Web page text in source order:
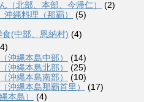
（北部、本部、今帰仁）
(2)
縄料理（那覇）
(5)
(中部、恩納村) (4)
沖縄本島中部）
(14)
沖縄本島北部）
(25)
沖縄本島南部）
(10)
沖縄本島那覇首里）
(17)
本島）
(4)